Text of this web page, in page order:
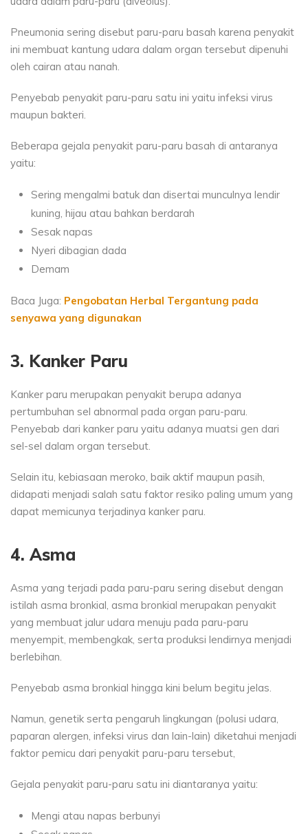
Pneumonia sering disebut paru-paru basah karena penyakit
ini membuat kantung udara dalam organ tersebut dipenuhi
oleh cairan atau nanah.
Penyebab penyakit paru-paru satu ini yaitu infeksi virus
maupun bakteri.
Beberapa gejala penyakit paru-paru basah di antaranya
yaitu:
Sering mengalmi batuk dan disertai munculnya lendir
kuning, hijau atau bahkan berdarah
Sesak napas
Nyeri dibagian dada
Demam
Baca Juga: Pengobatan Herbal Tergantung pada
senyawa yang digunakan
3. Kanker Paru
Kanker paru merupakan penyakit berupa adanya
pertumbuhan sel abnormal pada organ paru-paru.
Penyebab dari kanker paru yaitu adanya muatsi gen dari
sel-sel dalam organ tersebut.
Selain itu, kebiasaan meroko, baik aktif maupun pasih,
didapati menjadi salah satu faktor resiko paling umum yang
dapat memicunya terjadinya kanker paru.
4. Asma
Asma yang terjadi pada paru-paru sering disebut dengan
istilah asma bronkial, asma bronkial merupakan penyakit
yang membuat jalur udara menuju pada paru-paru
menyempit, membengkak, serta produksi lendirnya menjadi
berlebihan.
Penyebab asma bronkial hingga kini belum begitu jelas.
Namun, genetik serta pengaruh lingkungan (polusi udara,
paparan alergen, infeksi virus dan lain-lain) diketahui menjadi
faktor pemicu dari penyakit paru-paru tersebut,
Gejala penyakit paru-paru satu ini diantaranya yaitu:
Mengi atau napas berbunyi